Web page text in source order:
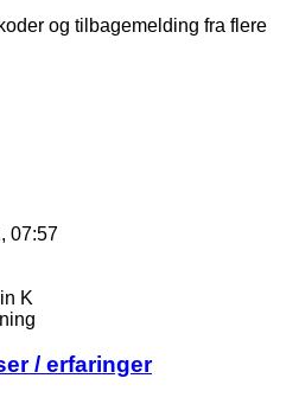
og tilbagemelding fra flere
07:57
K
/ erfaringer